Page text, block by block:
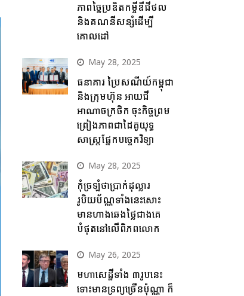
ភាពច្នៃប្រឌិតកម្ចីឌីជីថល
និងគណនីសន្សំដើម្បី
គោលដៅ
May 28, 2025
ធនាគារ ប្រៃសណីយ៍កម្ពុជា
និងក្រុមហ៊ុន អាយជី
អាណាចក្រថិក ចុះកិច្ចព្រម
ព្រៀងភាពជាដៃគូយុទ្ធ
សាស្ត្រផ្នែកបច្ចេកវិទ្យា
May 28, 2025
កុំច្រឡំថាប្រាក់ដុល្លារ
រូបិយប័ណ្ណទាំងនេះសោះ
មានហាងឆេងថ្លៃជាងគេ
បំផុតនៅលើពិភពលោក
May 26, 2025
មហាសេដ្ឋីទាំង ៣រូបនេះ
ទោះមានទ្រព្យច្រើនប៉ុណ្ណា ក៏